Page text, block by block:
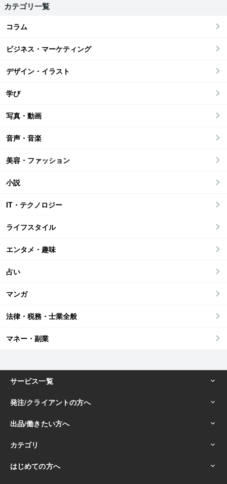
カテゴリ一覧
コラム
ビジネス・マーケティング
デザイン・イラスト
学び
写真・動画
音声・音楽
美容・ファッション
小説
IT・テクノロジー
ライフスタイル
エンタメ・趣味
占い
マンガ
法律・税務・士業全般
マネー・副業